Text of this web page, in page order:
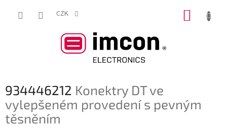
CZK
934446212 Konektry DT ve
vylepšeném provedení s pevným
těsněním